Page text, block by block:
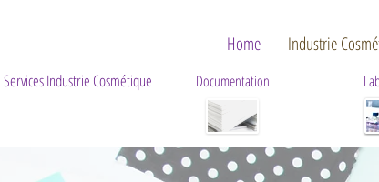
Home Industrie
Industrie Cosmétique Documentation